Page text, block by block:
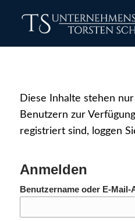
Diese Inhalte stehen
Benutzern zur
registriert sind, loggen
Anmelden
Benutzername oder E-Mail-